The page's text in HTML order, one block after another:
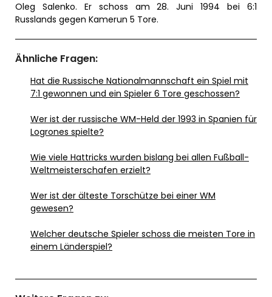
Oleg Salenko. Er schoss am 28. Juni 1994 bei 6:1
Russlands gegen Kamerun 5 Tore.
Ähnliche Fragen:
Hat die Russische Nationalmannschaft ein Spiel mit
7:1 gewonnen und ein Spieler 6 Tore geschossen?
Wer ist der russische WM-Held der 1993 in Spanien für
Logrones spielte?
Wie viele Hattricks wurden bislang bei allen Fußball-
Weltmeisterschafen erzielt?
Wer ist der älteste Torschütze bei einer WM
gewesen?
Welcher deutsche Spieler schoss die meisten Tore in
einem Länderspiel?